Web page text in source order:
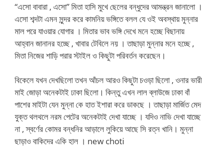
“এসো বাবারা , এসো” মিতা হাসি মুখে ছেলের বন্ধুদের আমন্ত্রন জানালো ।
এসো শব্দটা এমন সুন্দর করে কামনিয় ভঙ্গিতে বলল যে ওই অবস্থায় মুন্নার
মাল পরে যাওয়ার যোগার । মিতার ভাব ভঙ্গি দেখে মনে হচ্ছে বিছানায়
আহ্বান জানানর হচ্ছে , খাবার টেবিলে নয় । তাছাড়া মুন্নার মনে হচ্ছে ,
মিতা নিজের শাড়ি পরার স্টাইল ও কিছুটা পরিবর্তন করেছেন।
বিকেলে যখন দেখছিলো তখন আঁচল আরও কিছুটা চওড়া ছিলো , ওনার ভারী
মাই জোড়া অনেকটাই ঢাকা ছিলো। কিন্তু এখন লাল ব্লাউজে ঢাকা বাঁ
পাশের মাইটা যেন মুন্না কে হাত ইশারা করে ডাকছে । তাছাড়া মার্জিত মেদ
যুক্ত থলথলে নরম পেটের অনেকটাই দেখা যাচ্ছে । যদিও নাভি দেখা যাচ্ছে
না , স্বর্ণের কোমর বন্ধনির আড়ালে লুকিয়ে আছে সি রত্ন খানি। মুন্না
ছাড়াও বাকিদের একি হাল । new choti